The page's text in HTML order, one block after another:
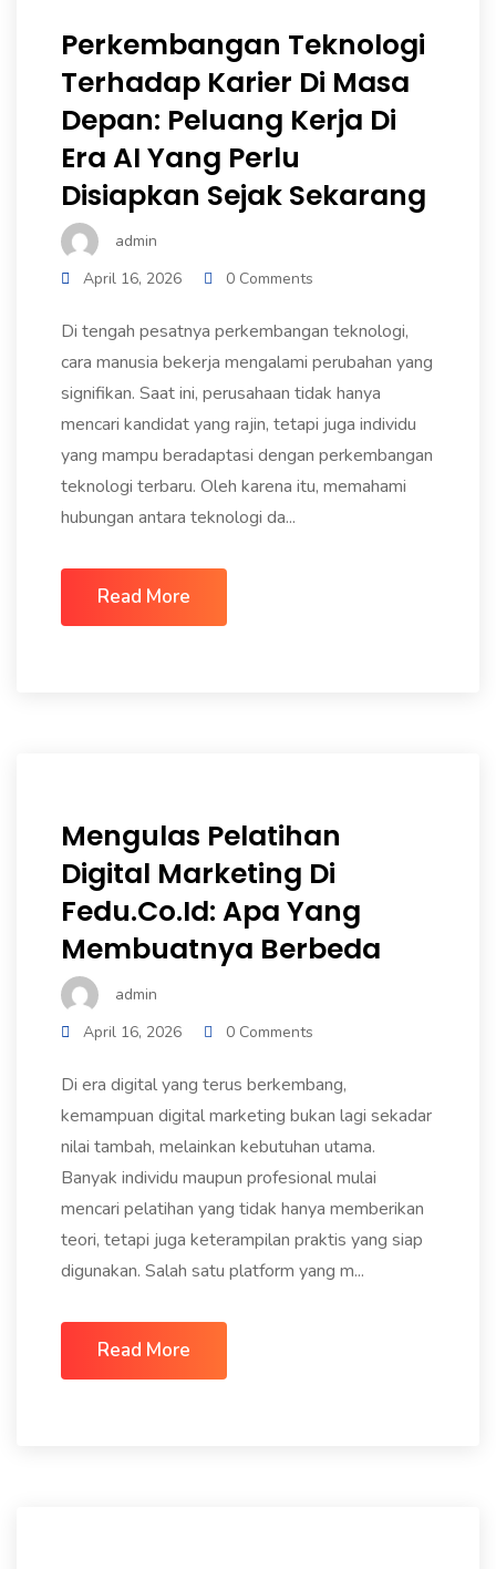
Perkembangan Teknologi
Terhadap Karier Di Masa
Depan: Peluang Kerja Di
Era AI Yang Perlu
Disiapkan Sejak Sekarang
admin
April 16, 2026
0 Comments
Di tengah pesatnya perkembangan teknologi,
cara manusia bekerja mengalami perubahan yang
signifikan. Saat ini, perusahaan tidak hanya
mencari kandidat yang rajin, tetapi juga individu
yang mampu beradaptasi dengan perkembangan
teknologi terbaru. Oleh karena itu, memahami
hubungan antara teknologi da...
Read More
Mengulas Pelatihan
Digital Marketing Di
Fedu.co.id: Apa Yang
Membuatnya Berbeda
admin
April 16, 2026
0 Comments
Di era digital yang terus berkembang,
kemampuan digital marketing bukan lagi sekadar
nilai tambah, melainkan kebutuhan utama.
Banyak individu maupun profesional mulai
mencari pelatihan yang tidak hanya memberikan
teori, tetapi juga keterampilan praktis yang siap
digunakan. Salah satu platform yang m...
Read More